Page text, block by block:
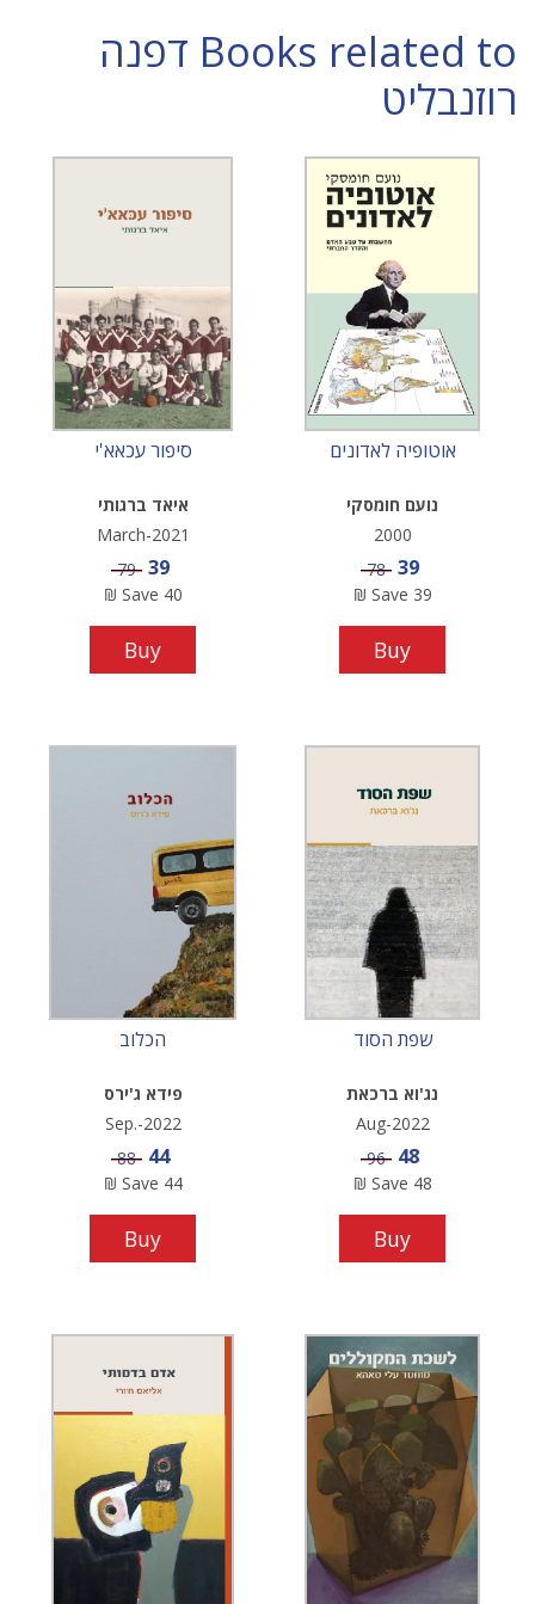
Books related to דפנה
רוזנבליט
אוטופיה לאדונים
נועם חומסקי
2000
Sale price
39
Price
78
Save 39
₪
Buy
סיפור עכאא'י
איאד ברגותי
March-2021
Sale price
39
Price
79
Save 40
₪
Buy
שפת הסוד
נג'וא ברכאת
Aug-2022
Sale price
48
Price
96
Save 48
₪
Buy
הכלוב
פידא ג'ירס
Sep.-2022
Sale price
44
Price
88
Save 44
₪
Buy